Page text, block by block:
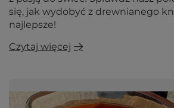
się, jak wydobyć z drewnianego
najlepsze!
Czytaj więcej